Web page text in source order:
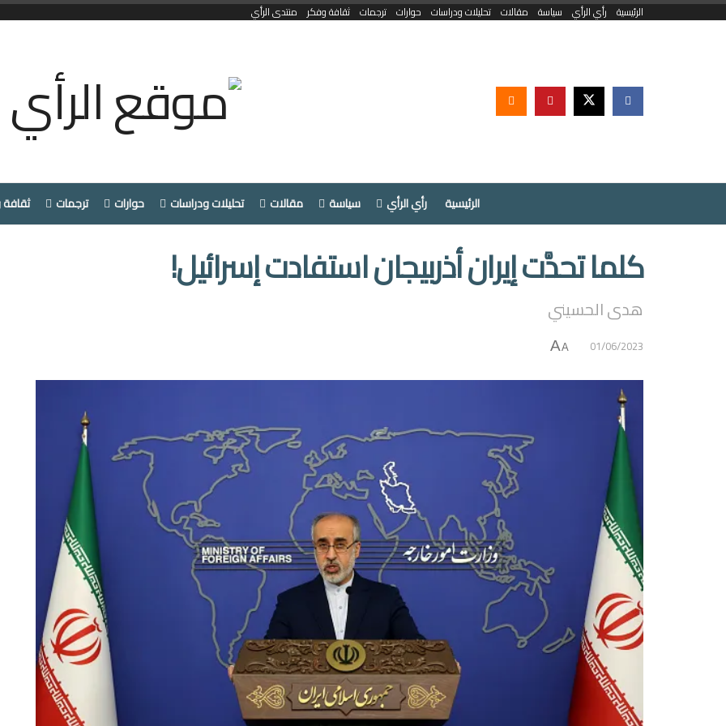
الرئيسية رأي الرأي سياسة مقالات تحليلات ودراسات حوارات ترجمات ثقافة وفكر منتدى الرأي
الرئيسية رأي الرأي سياسة مقالات تحليلات ودراسات حوارات ترجمات
كلما تحدَّت إيران أذربيجان استفادت إسرائيل!
هدى الحسيني
01/06/2023
A
A